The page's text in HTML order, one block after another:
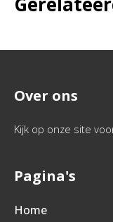
Over ons
Kijk op onze site
Pagina's
Home